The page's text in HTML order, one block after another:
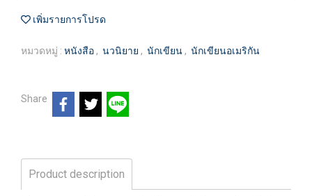
เพิ่มรายการโปรด
หมวดหมู่ : หนังสือ , นวนิยาย , นักเขียน , นักเขียนอเมริกัน
Share
Product description